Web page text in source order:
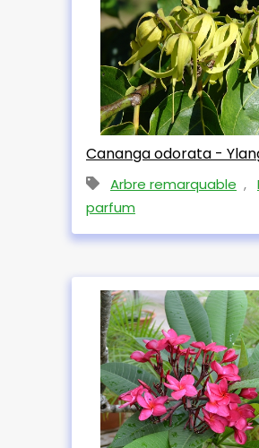
Cananga odorata -
Arbre remarquable ,
parfum